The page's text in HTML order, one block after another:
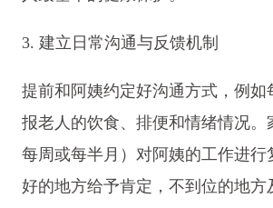
3. 建立日常沟通与反馈机制
提前和阿姨约定好沟通方式，例如
报老人的饮食、排便和情绪情况。
每周或每半月）对阿姨的工作进行
好的地方给予肯定，不到位的地方